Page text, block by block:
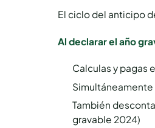
El ciclo del anticipo
Al declarar el año
Calculas y pagas
También
gravable 2024)